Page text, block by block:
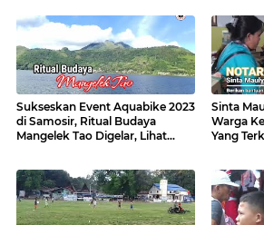
Sukseskan Event Aquabike 2023
di Samosir, Ritual Budaya
Mangelek Tao Digelar, Lihat
Sinta
Warga
Yang